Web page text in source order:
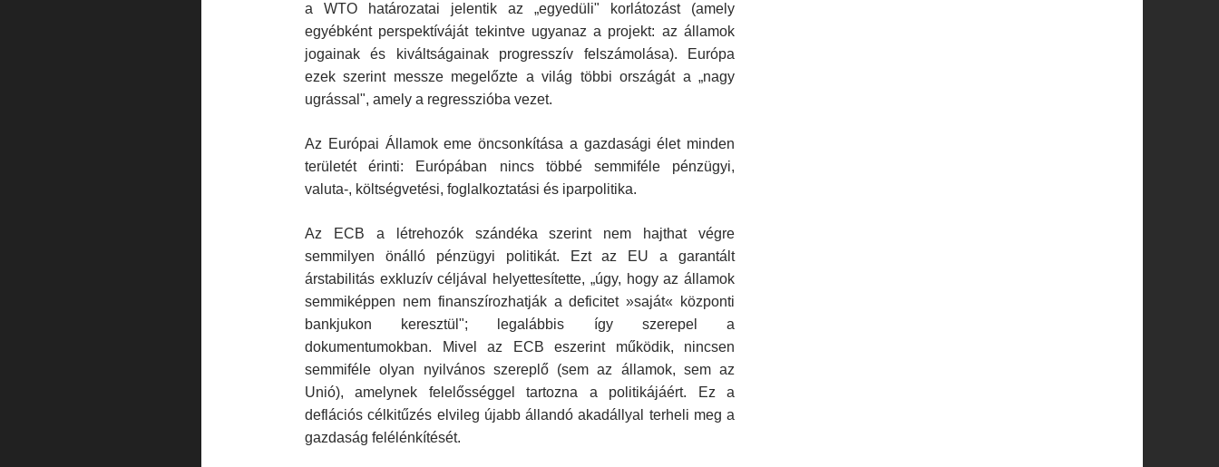
a WTO határozatai jelentik az „egyedüli" korlátozást (amely
egyébként perspektíváját tekintve ugyanaz a projekt: az államok
jogainak és kiváltságainak progresszív felszámolása). Európa
ezek sze­rint messze megelőzte a világ többi országát a „nagy
ugrással", amely a regresszióba vezet.
Az Európai Államok eme öncsonkítása a gazdasági élet minden
területét érinti: Európában nincs többé semmiféle pénzügyi,
valuta-, költségvetési, foglalkoztatási és iparpolitika.
Az ECB a létrehozók szándéka szerint nem hajthat végre
semmilyen önálló pénzügyi politikát. Ezt az EU a garantált
árstabilitás exkluzív cél­jával helyettesítette, „úgy, hogy az államok
semmiképpen nem finanszí­rozhatják a deficitet »saját« központi
bankjukon keresztül"; legalábbis így szerepel a
dokumentumokban. Mivel az ECB eszerint működik, nincsen
semmiféle olyan nyilvános szereplő (sem az államok, sem az
Unió), amelynek felelősséggel tartozna a politikájáért. Ez a
deflációs célkitűzés elvileg újabb állandó akadállyal terheli meg a
gazdaság felélénkítését.